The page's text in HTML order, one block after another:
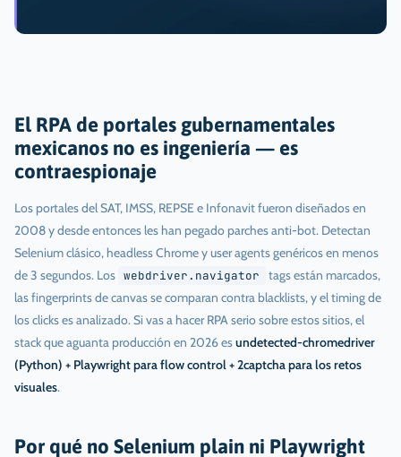
El RPA de portales gubernamentales
mexicanos no es ingeniería — es
contraespionaje
Los portales del SAT, IMSS, REPSE e Infonavit fueron diseñados en
2008 y desde entonces les han pegado parches anti-bot. Detectan
Selenium clásico, headless Chrome y user agents genéricos en menos
de 3 segundos. Los webdriver.navigator
tags están marcados,
las fingerprints de canvas se comparan contra blacklists, y el timing de
los clicks es analizado. Si vas a hacer RPA serio sobre estos sitios, el
stack que aguanta producción en 2026 esundetected-chromedriver
(Python) + Playwright para flow control + 2captcha para los retos
visuales.
Por qué no Selenium plain ni Playwright